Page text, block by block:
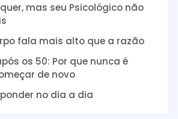
mas seu Psicológico não
fala mais alto que a razão
os 50: Por que nunca é
de novo
no dia a dia